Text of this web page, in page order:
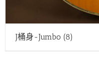
J桶身-Jumbo (8)